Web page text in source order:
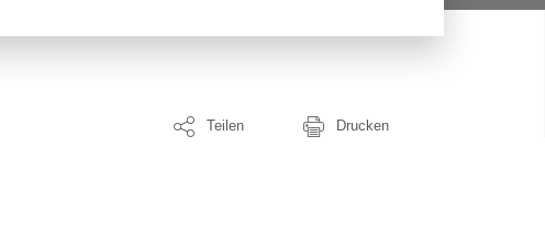
Teilen Drucken